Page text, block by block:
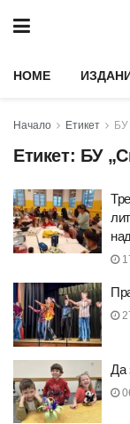
HOME
Начало Етикет БУ
Етикет: БУ
Да